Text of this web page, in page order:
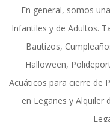
En general, somos
Infantiles y de Adultos.
Bautizos,
Halloween,
Acuáticos para cierre de
en Leganes y Alquiler